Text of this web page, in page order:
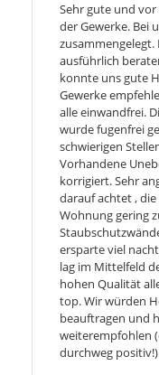
Sehr gute und
der Gewerke. Bei
ausführlich
konnte uns gute
Gewerke
alle einwandfrei.
wurde fugenfrei
schwierigen
Vorhandene
korrigiert. Sehr
darauf achtet ,
Wohnung gering
ersparte viel
lag im Mittelfeld
hohen Qualität
top. Wir würden
beauftragen und
weiterempfohlen
durchweg